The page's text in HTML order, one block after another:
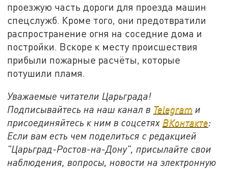
проезжую часть дороги для проезда машин
спецслужб. Кроме того, они предотвратили
распространение огня на соседние дома и
постройки. Вскоре к месту происшествия
прибыли пожарные расчёты, которые
потушили пламя.
Уважаемые читатели Царьграда!
Подписывайтесь на наш канал в Telegram и
присоединяйтесь к ним в соцсетях ВКонтакте:
Если вам есть чем поделиться с редакцией
"Царьград-Ростов-на-Дону", присылайте свои
наблюдения, вопросы, новости на электронную